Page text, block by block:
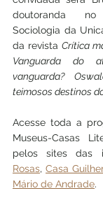
doutoranda
Sociologia da
da revista Crítica
Vanguarda do
vanguarda?
teimosos destinos
Acesse toda a
Museus-Casas
pelos sites das
Rosas, Casa
Mário de Andrade.